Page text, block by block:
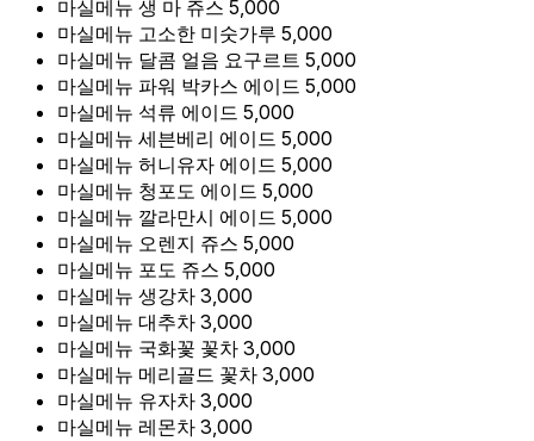
마실메뉴 생 마 쥬스 5,000
마실메뉴 고소한 미숫가루 5,000
마실메뉴 달콤 얼음 요구르트 5,000
마실메뉴 파워 박카스 에이드 5,000
마실메뉴 석류 에이드 5,000
마실메뉴 세븐베리 에이드 5,000
마실메뉴 허니유자 에이드 5,000
마실메뉴 청포도 에이드 5,000
마실메뉴 깔라만시 에이드 5,000
마실메뉴 오렌지 쥬스 5,000
마실메뉴 포도 쥬스 5,000
마실메뉴 생강차 3,000
마실메뉴 대추차 3,000
마실메뉴 국화꽃 꽃차 3,000
마실메뉴 메리골드 꽃차 3,000
마실메뉴 유자차 3,000
마실메뉴 레몬차 3,000